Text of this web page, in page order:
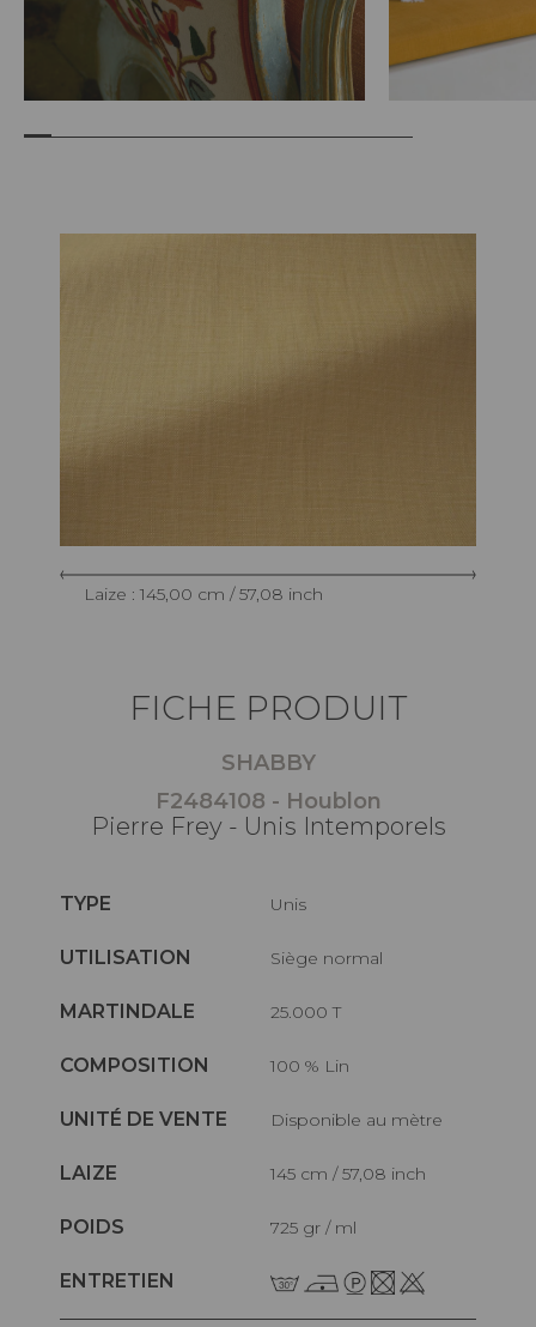
Laize : 145,00 cm / 57,08 inch
FICHE PRODUIT
SHABBY
F2484108 - Houblon
Pierre Frey - Unis Intemporels
TYPE Unis
UTILISATION Siège normal
MARTINDALE 25.000 T
COMPOSITION 100 % Lin
UNITÉ DE VENTE Disponible au mètre
LAIZE 145 cm / 57,08 inch
POIDS 725 gr / ml
ENTRETIEN